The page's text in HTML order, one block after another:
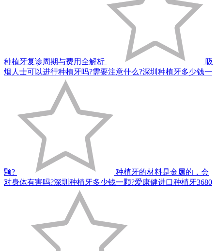
种植牙复诊周期与费用全解析
吸
烟人士可以进行种植牙吗?需要注意什么?深圳种植牙多少钱一
颗?
种植牙的材料是金属的，会
对身体有害吗?深圳种植牙多少钱一颗?爱康健进口种植牙3680